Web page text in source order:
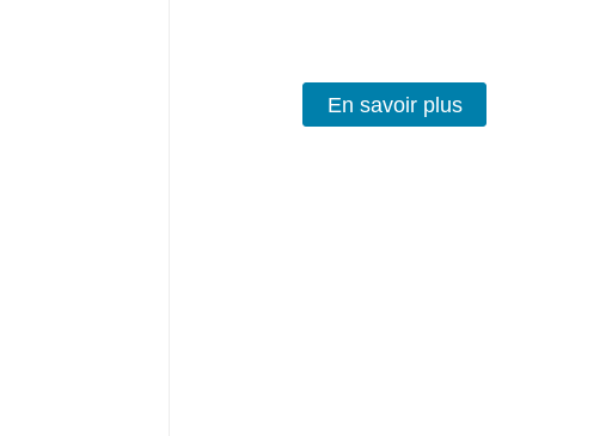
En savoir plus